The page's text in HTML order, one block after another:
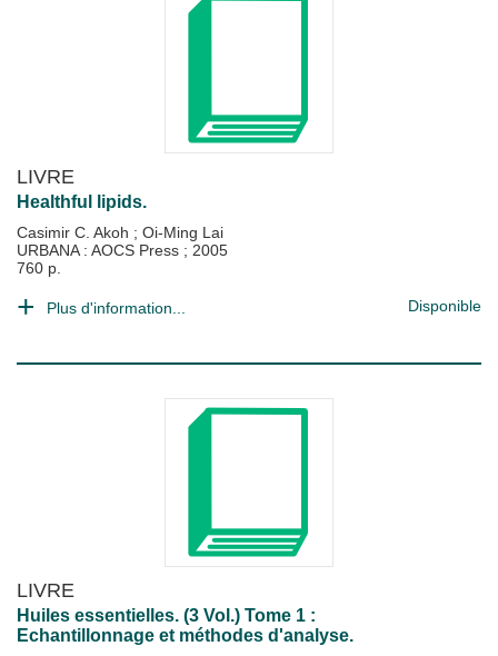
LIVRE
Healthful lipids.
Casimir C. Akoh ; Oi-Ming Lai
URBANA : AOCS Press ; 2005
760 p.
Plus d'information... Disponible
LIVRE
Huiles essentielles. (3 Vol.) Tome 1 :
Echantillonnage et méthodes d'analyse.